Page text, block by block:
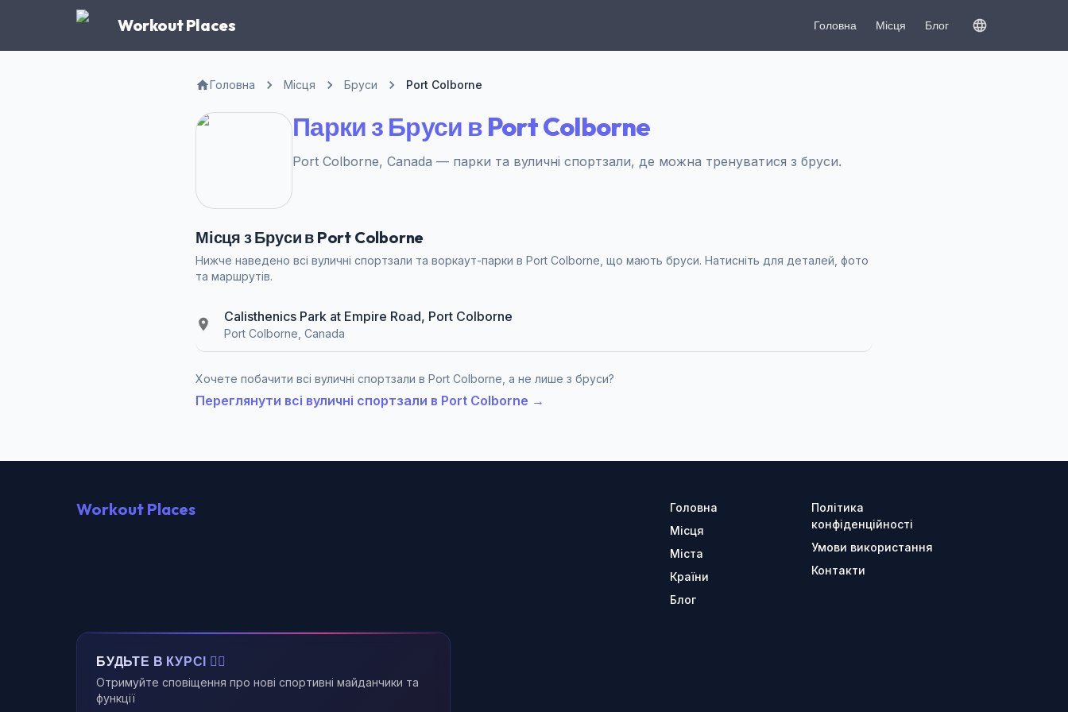
Workout Places Головна Місця Блог
Головна Місця Бруси Port Colborne
Парки з Бруси в Port Colborne
Port Colborne, Canada — парки та вуличні спортзали, де можна тренуватися з бруси.
Місця з Бруси в Port Colborne
Нижче наведено всі вуличні спортзали та воркаут-парки в Port Colborne, що мають бруси. Натисніть для деталей, фото
та маршрутів.
Calisthenics Park at Empire Road, Port Colborne
Port Colborne, Canada
Хочете побачити всі вуличні спортзали в Port Colborne, а не лише з бруси?
Переглянути всі вуличні спортзали в Port Colborne →
Workout Places
Головна
Місця
Міста
Країни
Блог
Політика
конфіденційності
Умови використання
Контакти
БУДЬТЕ В КУРСІ 🏃‍♂️
Отримуйте сповіщення про нові спортивні майданчики та
функції